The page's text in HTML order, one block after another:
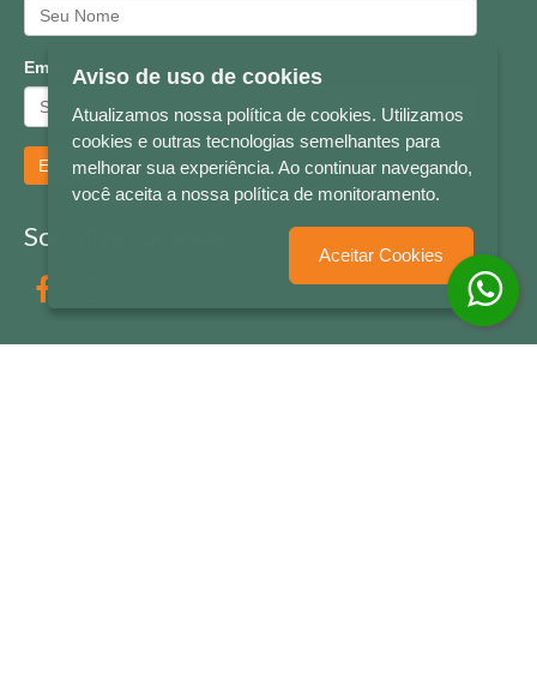
Email:
Enviar
Socialize conosco
Aviso de uso de cookies
Atualizamos nossa política de cookies. Utilizamos
cookies e outras tecnologias semelhantes para
melhorar sua experiência. Ao continuar navegando,
você aceita a nossa política de monitoramento.
Aceitar Cookies